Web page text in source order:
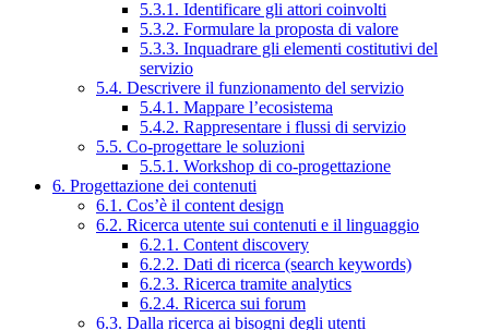
5.3.1. Identificare gli attori coinvolti
5.3.2. Formulare la proposta di valore
5.3.3. Inquadrare gli elementi costitutivi del
servizio
5.4. Descrivere il funzionamento del servizio
5.4.1. Mappare l’ecosistema
5.4.2. Rappresentare i flussi di servizio
5.5. Co-progettare le soluzioni
5.5.1. Workshop di co-progettazione
6. Progettazione dei contenuti
6.1. Cos’è il content design
6.2. Ricerca utente sui contenuti e il linguaggio
6.2.1. Content discovery
6.2.2. Dati di ricerca (search keywords)
6.2.3. Ricerca tramite analytics
6.2.4. Ricerca sui forum
6.3. Dalla ricerca ai bisogni degli utenti